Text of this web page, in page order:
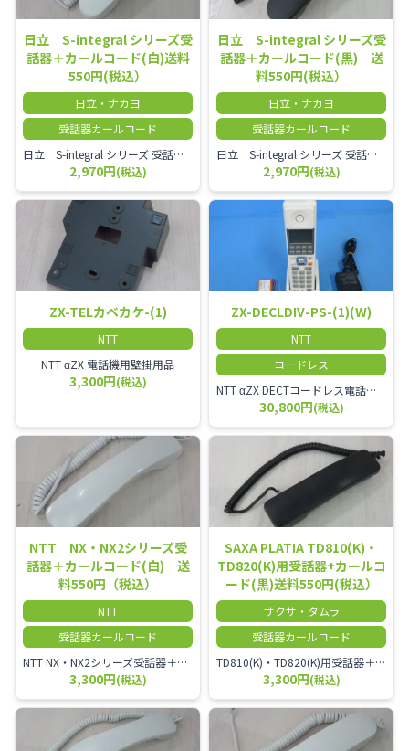
日立 S-integral シリーズ受
話器＋カールコード(白)送料
550円(税込）
日立・ナカヨ
受話器カールコード
日立 S-integral シリーズ 受話器＋カールコード セット（白）／本商品は中古品となります。 写真では分かりにくいキズ・汚れなどの使用感があります。 経年変化で日焼けの色味が強くなる場合がございます。 予めご理解・ご了承頂きますようお願いいたします。
2,970円(税込)
日立 S-integral シリーズ受
話器＋カールコード(黒) 送
料550円(税込）
日立・ナカヨ
受話器カールコード
日立 S-integral シリーズ 受話器＋カールコード セット（黒）／本商品は中古品となります。 写真では分かりにくいキズ・汚れなどの使用感があります。 経年変化で日焼けの色味が強くなる場合がございます。 予めご理解・ご了承頂きますようお願いいたします。
2,970円(税込)
ZX-TELカベカケ-(1)
NTT
NTT αZX 電話機用壁掛用品
3,300円(税込)
ZX-DECLDIV-PS-(1)(W)
NTT
コードレス
NTT αZX DECTコードレス電話機(ダイバーシティ方式)
30,800円(税込)
NTT NX・NX2シリーズ受
話器＋カールコード(白) 送
料550円（税込）
NTT
受話器カールコード
NTT NX・NX2シリーズ受話器＋カールコード
3,300円(税込)
SAXA PLATIA TD810(K)・
TD820(K)用受話器+カールコ
ード(黒)送料550円(税込）
サクサ・タムラ
受話器カールコード
TD810(K)・TD820(K)用受話器＋カールコード セット／本商品は中古品となります。 写真では分かりにくいキズ・汚れなどの使用感があります。 予めご理解・ご了承頂きますようお願いいたします。
3,300円(税込)